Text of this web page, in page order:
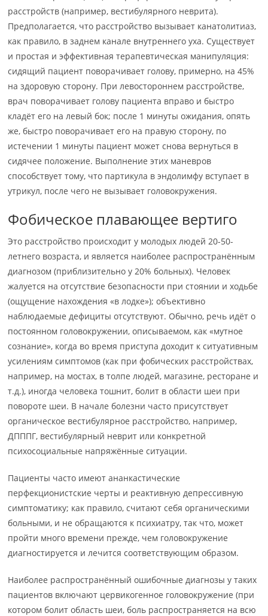
расстройств (например, вестибулярного неврита).
Предполагается, что расстройство вызывает канатолитиаз,
как правило, в заднем канале внутреннего уха. Существует
и простая и эффективная терапевтическая манипуляция:
сидящий пациент поворачивает голову, примерно, на 45%
на здоровую сторону. При левостороннем расстройстве,
врач поворачивает голову пациента вправо и быстро
кладёт его на левый бок; после 1 минуты ожидания, опять
же, быстро поворачивает его на правую сторону, по
истечении 1 минуты пациент может снова вернуться в
сидячее положение. Выполнение этих маневров
способствует тому, что партикула в эндолимфу вступает в
утрикул, после чего не вызывает головокружения.
Фобическое плавающее вертиго
Это расстройство происходит у молодых людей 20-50-
летнего возраста, и является наиболее распространённым
диагнозом (приблизительно у 20% больных). Человек
жалуется на отсутствие безопасности при стоянии и ходьбе
(ощущение нахождения «в лодке»); объективно
наблюдаемые дефициты отсутствуют. Обычно, речь идёт о
постоянном головокружении, описываемом, как «мутное
сознание», когда во время приступа доходит к ситуативным
усилениям симптомов (как при фобических расстройствах,
например, на мостах, в толпе людей, магазине, ресторане и
т.д.), иногда человека тошнит, болит в области шеи при
повороте шеи. В начале болезни часто присутствует
органическое вестибулярное расстройство, например,
ДПППГ, вестибулярный неврит или конкретной
психосоциальные напряжённые ситуации.
Пациенты часто имеют ананкастические
перфекционистские черты и реактивную депрессивную
симптоматику; как правило, считают себя органическими
больными, и не обращаются к психиатру, так что, может
пройти много времени прежде, чем головокружение
диагностируется и лечится соответствующим образом.
Наиболее распространённый ошибочные диагнозы у таких
пациентов включают цервикогенное головокружение (при
котором болит область шеи, боль распространяется на всю